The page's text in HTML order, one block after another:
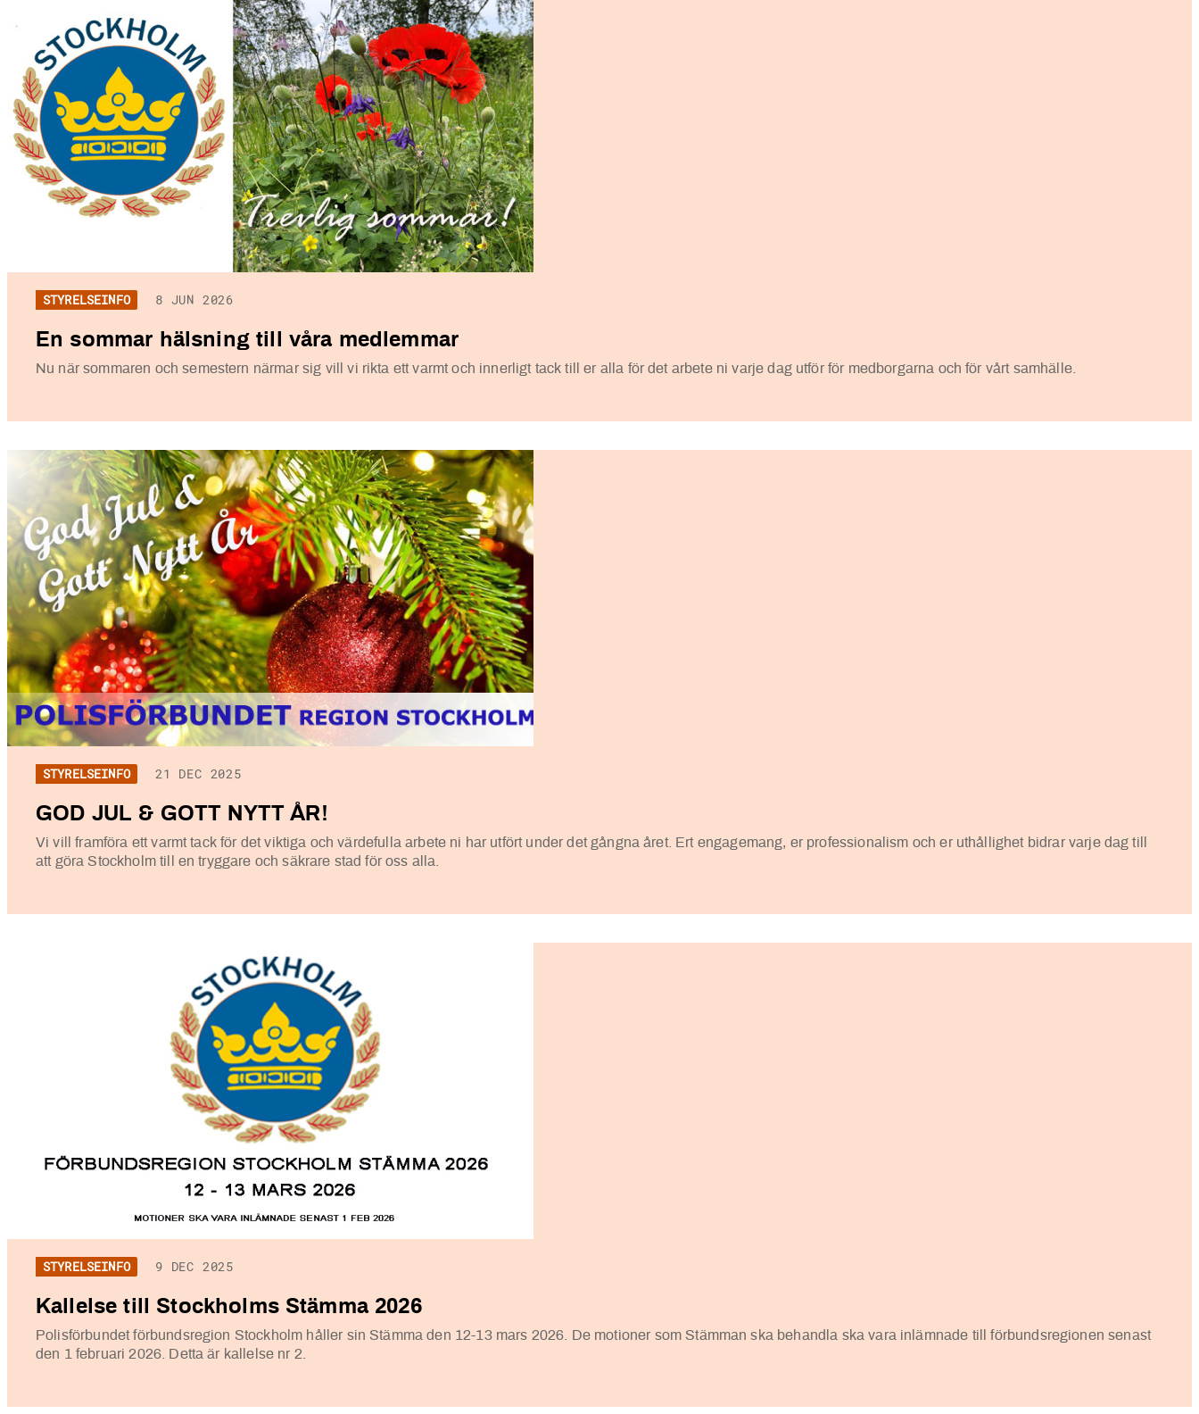
STYRELSEINFO 8 JUN 2026
En sommar hälsning till våra medlemmar
Nu när sommaren och semestern närmar sig vill vi rikta ett varmt och innerligt tack till er alla för det arbete ni varje dag utför för medborgarna och för vårt samhälle.
STYRELSEINFO 21 DEC 2025
GOD JUL & GOTT NYTT ÅR!
Vi vill framföra ett varmt tack för det viktiga och värdefulla arbete ni har utfört under det gångna året. Ert engagemang, er professionalism och er uthållighet bidrar varje dag till
att göra Stockholm till en tryggare och säkrare stad för oss alla.
STYRELSEINFO 9 DEC 2025
Kallelse till Stockholms Stämma 2026
Polisförbundet förbundsregion Stockholm håller sin Stämma den 12-13 mars 2026. De motioner som Stämman ska behandla ska vara inlämnade till förbundsregionen senast
den 1 februari 2026. Detta är kallelse nr 2.